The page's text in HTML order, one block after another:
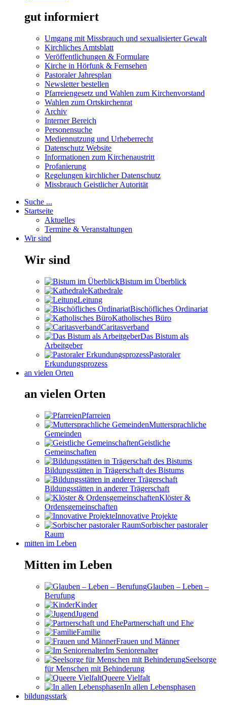
gut informiert
Umgang mit Missbrauch und sexualisierter Gewalt
Kirchliches Amtsblatt
Veröffentlichungen & Formulare
Kirche in Hörfunk & Fernsehen
Pastoraler Jahresplan
Newsletter bestellen
Pfarreiengesetz und Wahlen zum Kirchenvorstand
Wahlen zum Ortskirchenrat
Archiv
Interner Bereich
Personensuche
Mediennutzung und Urheberrecht
Datenschutz Website
Informationen zum Kirchenaustritt
Profanierung
Regelungen kirchlicher Datenschutz
Missbrauch Geistlicher Autorität
Suche ...
Startseite
Aktuelles
Termine & Veranstaltungen
Wir sind
Wir sind
Bistum im Überblick
Kathedrale
Leitung
Bischöfliches Ordinariat
Katholisches Büro
Caritasverband
Das Bistum als
Arbeitgeber
Pastoraler
Erkundungsprozess
an vielen Orten
an vielen Orten
Pfarreien
Muttersprachliche
Gemeinden
Geistliche
Gemeinschaften
Bildungsstätten in Trägerschaft des Bistums
Bildungsstätten in anderer Trägerschaft
Klöster &
Ordensgemeinschaften
Innovative Projekte
Sorbischer pastoraler
Raum
mitten im Leben
Mitten im Leben
Glauben – Leben –
Berufung
Kinder
Jugend
Partnerschaft und Ehe
Familie
Frauen und Männer
Im Seniorenalter
Seelsorge
für Menschen mit Behinderung
Queere Vielfalt
In allen Lebensphasen
bildungsstark